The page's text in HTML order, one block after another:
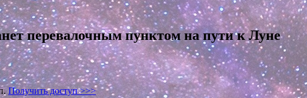
перевалочным пунктом на пути к Луне
Получить доступ >>>